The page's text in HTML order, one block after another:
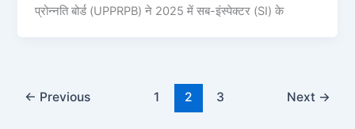
प्रोन्नति बोर्ड (UPPRPB) ने 2025 में सब-इंस्पेक्टर (SI) के
← Previous 1 2 3 Next →